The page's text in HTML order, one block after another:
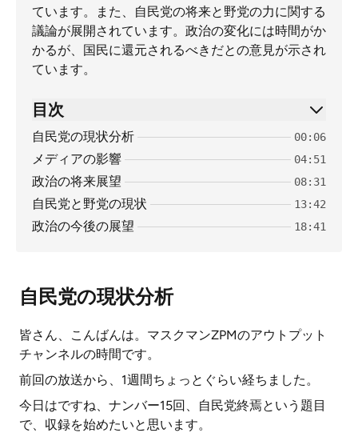
ています。また、自民党の将来と野党の力に関する
議論が展開されています。政治の変化には時間がか
かるが、国民に還元されるべきだとの意見が示され
ています。
目次
自民党の現状分析 00:06
メディアの影響 04:51
政治の将来展望 08:31
自民党と野党の現状 13:42
政治の今後の展望 18:41
自民党の現状分析
皆さん、こんばんは。マスクマンZPMのアウトプット
チャンネルの時間です。
前回の放送から、1週間ちょっとぐらい経ちました。
今日はですね、ナンバー15回、自民党終焉という題目
で、収録を始めたいと思います。